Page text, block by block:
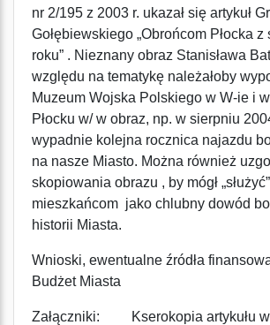
nr 2/195 z 2003 r. ukazał się artykuł
Gołębiewskiego „Obrońcom Płocka
roku” . Nieznany obraz Stanisława
względu na tematykę należałoby
Muzeum Wojska Polskiego w W-ie i
Płocku w/ w obraz, np. w sierpniu
wypadnie kolejna rocznica najazdu
na nasze Miasto. Można również
skopiowania obrazu , by mógł
mieszkańcom jako chlubny dowód
historii Miasta.
Wnioski, ewentualne źródła
Budżet Miasta
Załączniki: Kserokopia artykułu w